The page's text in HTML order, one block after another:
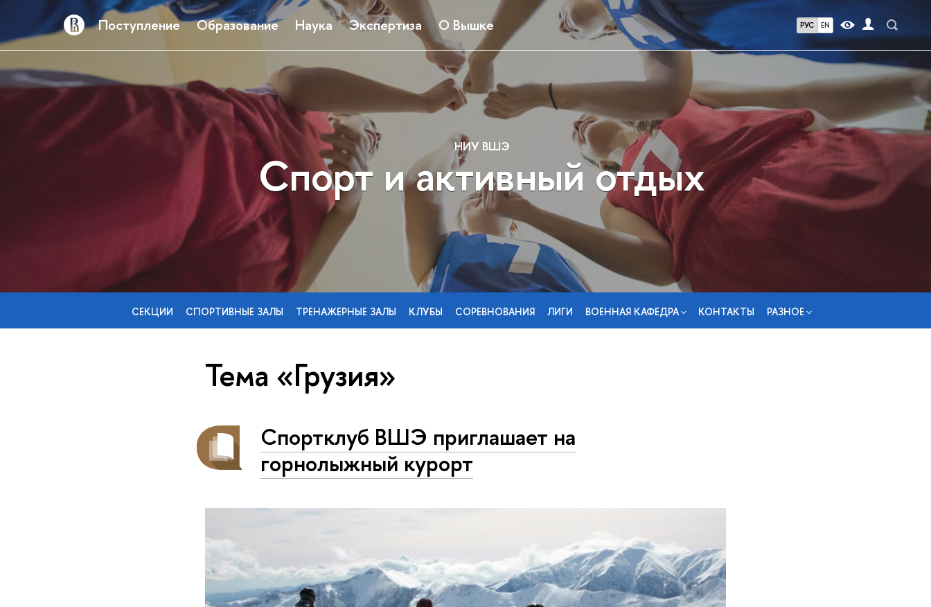
Поступление Образование Наука Экспертиза О Вышке РУС EN
НИУ ВШЭ
Спорт и активный отдых
СЕКЦИИ СПОРТИВНЫЕ ЗАЛЫ ТРЕНАЖЕРНЫЕ ЗАЛЫ КЛУБЫ СОРЕВНОВАНИЯ ЛИГИ ВОЕННАЯ КАФЕДРА КОНТАКТЫ РАЗНОЕ
Тема «Грузия»
Спортклуб ВШЭ приглашает на
горнолыжный курорт